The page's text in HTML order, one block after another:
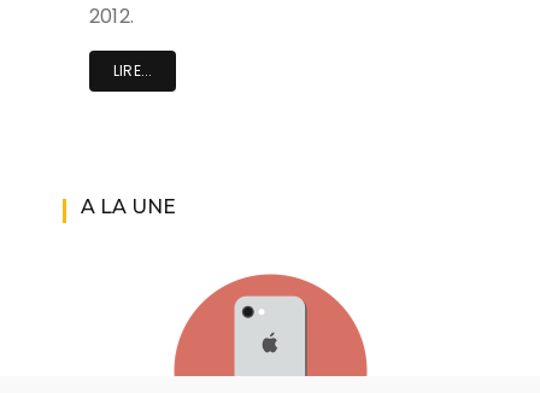
2012.
LIRE...
A LA UNE